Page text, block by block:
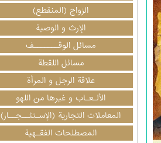
الزواج (المنقطع)
الإرث و الوصية
مسائل الوقـــــــف
مسائل اللقطة
علاقة الرجل و المرأة
الألـعـاب و غيرها من اللهو
المعاملات التجارية (الإسـتئــجــار)
المصطلحات الفقـهية